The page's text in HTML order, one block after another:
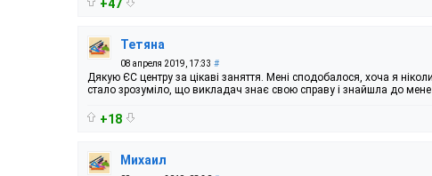
+47
Тетяна
08 апреля 2019, 17:33 #
Дякую ЄС центру за цікаві заняття. Мені сподобалося, хоча я
стало зрозуміло, що викладач знає свою справу і знайшла до
+18
Михаил